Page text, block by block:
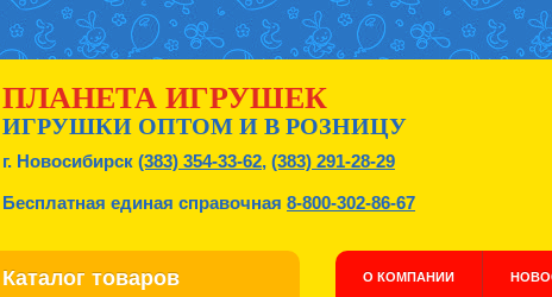
ПЛАНЕТА ИГРУШЕК
ИГРУШКИ ОПТОМ И В РОЗНИЦУ
г. Новосибирск (383) 354-33-62, (383) 291-28-29
Бесплатная единая справочная 8-800-302-86-67
Каталог товаров О КОМПАНИИ